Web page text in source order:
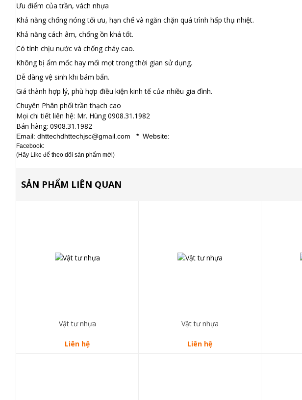
Ưu điểm của trần, vách nhựa
Khả năng chống nóng tối ưu, hạn chế và ngăn chặn quá trình hấp thụ nhiệt.
Khả năng cách âm, chống ồn khá tốt.
Có tính chịu nước và chống cháy cao.
Không bị ẩm mốc hay mối mọt trong thời gian sử dụng.
Dễ dàng vệ sinh khi bám bẩn.
Giá thành hợp lý, phù hợp điều kiện kinh tế của nhiều gia đình.
Chuyên Phân phối trần thạch cao
Mọi chi tiết liên hệ: Mr. Hùng 0908.31.1982
Bán hàng: 0908.31.1982
Email: dhttechdhttechjsc@gmail.com * Website:
Facebook:
(Hãy Like để theo dõi sản phẩm mới)
SẢN PHẨM LIÊN QUAN
Vật tư nhựa
Liên hệ
Vật tư nhựa
Liên hệ